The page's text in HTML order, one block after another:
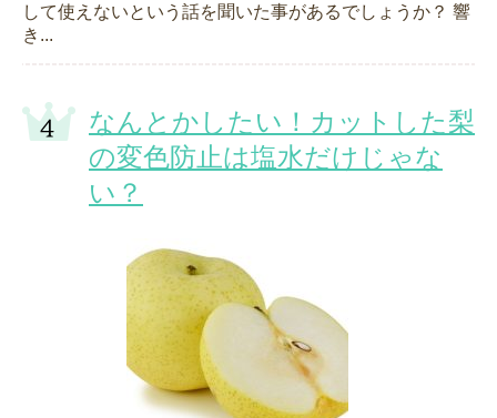
して使えないという話を聞いた事があるでしょうか？ 響
き...
なんとかしたい！カットした梨
の変色防止は塩水だけじゃな
い？